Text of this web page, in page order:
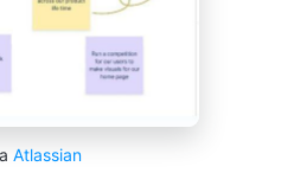
Atlassian